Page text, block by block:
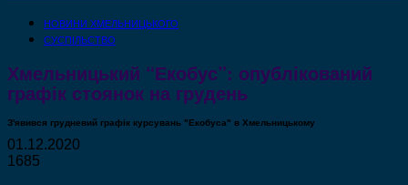
НОВИНИ ХМЕЛЬНИЦЬКОГО
СУСПІЛЬСТВО
Хмельницький “Екобус”: опублікований
графік стоянок на грудень
З'явився грудневий графік курсувань "Екобуса" в Хмельницькому
01.12.2020
1685